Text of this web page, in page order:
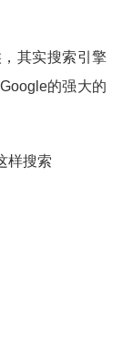
其实搜索引擎
的强大的
样搜索